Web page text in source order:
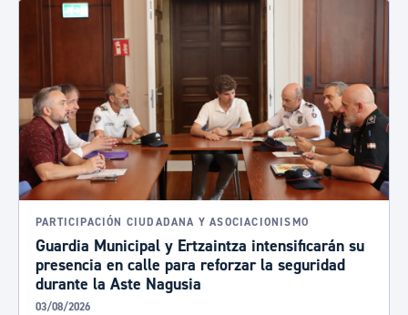
PARTICIPACIÓN CIUDADANA Y ASOCIACIONISMO
Guardia Municipal y Ertzaintza intensificarán su
presencia en calle para reforzar la seguridad
durante la Aste Nagusia
03/08/2026